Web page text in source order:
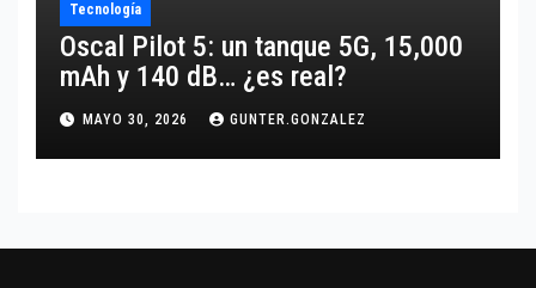
Tecnología
Oscal Pilot 5: un tanque 5G, 15,000
mAh y 140 dB… ¿es real?
MAYO 30, 2026 GUNTER.GONZALEZ